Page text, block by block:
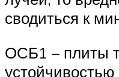
сводиться к
ОСБ1 – плиты
устойчивостью